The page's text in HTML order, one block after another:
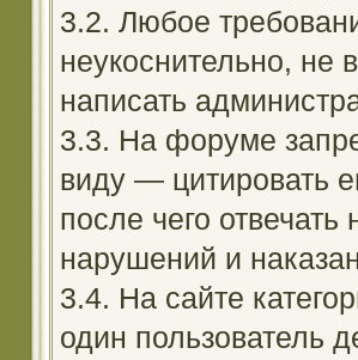
3.2. Любое
неукоснительно, не
написать
3.3. На форуме
виду — цитировать
после чего
нарушений и
3.4. На сайте
один пользователь